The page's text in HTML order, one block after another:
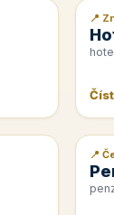
📰
📍
📰
📍